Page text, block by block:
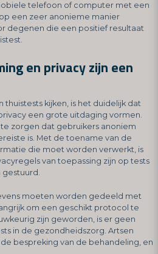
telefoon of computer met een
een zeer anonieme manier
degenen die een positief resultaat
en privacy zijn een
thuistests kijken, is het duidelijk dat
een grote uitdaging vormen.
zorgen dat gebruikers anoniem
is. Met de toename van de
die moet worden verwerkt, is
van toepassing zijn op tests
gestuurd.
moeten worden gedeeld met
om een geschikt protocol te
zijn geworden, is er geen
in de gezondheidszorg. Artsen
bespreking van de behandeling, en